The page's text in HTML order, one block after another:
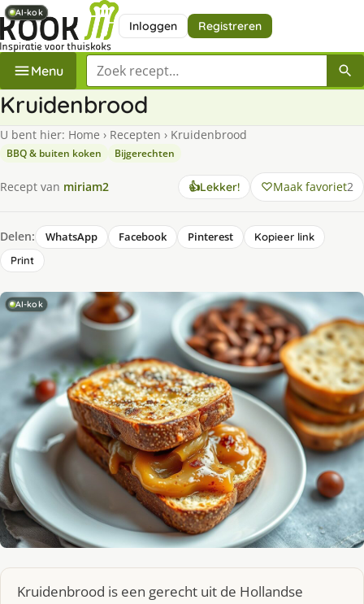
Inloggen Registreren
Menu Zoek een recept
Kruidenbrood
U bent hier: Home › Recepten › Kruidenbrood
BBQ & buiten koken Bijgerechten
Recept van miriam2 👍Lekker! Maak favoriet2
Delen: WhatsApp Facebook Pinterest
Kopieer link
Print
AI-kok
Kruidenbrood is een gerecht uit de Hollandse
AI-kok
AI-kok
AI-kok